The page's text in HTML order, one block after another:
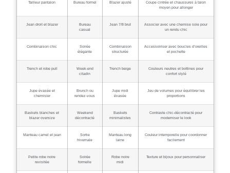
Tailleur pantalon Bureau formel Blazer ajusté
Coupe cintrée et chaussures à talon
moyen pour allonger
Jean droit et blazer
Bureau
casual
Jean 7/8 brut
Associer avec une chemise soie pour
un rendu chic
Combinaison chic
Soirée
élégante
Combinaison
structurée
Accessoiriser avec boucles d’oreilles
et pochette
Trench et robe pull
Week-end
citadin
Trench beige
Couleurs neutres et bottines pour
confort stylé
Jupe évasée et
chemisier
Brunch ou
rendez-vous
Jupe midi
évasée
Jeu de volumes pour équilibrer les
proportions
Baskets blanches et
blazer oversize
Weekend
décontracté
Baskets
minimalistes
Contraste chic-décontracté pour
moderniser le look
Manteau camel et jean
Sortie
hivernale
Manteau long
laine
Couleur intemporelle pour coordonner
facilement
Petite robe noire
revisitée
Soirée
formelle
Robe noire
midi
Texture et bijoux pour personnaliser